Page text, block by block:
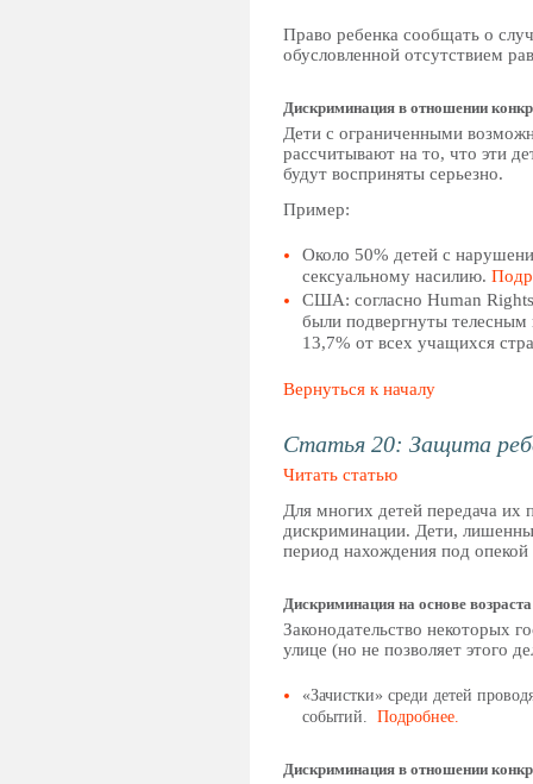
Право ребенка сообщать о
обусловленной отсутствием
Дискриминация в отношении
Дети с ограниченными
рассчитывают на то, что эти
будут восприняты серьезно.
Пример:
Около 50% детей с
сексуальному насилию.
США: согласно Human
были подвергнуты телесным
13,7% от всех учащихся
Вернуться к началу
Статья 20: Защита
Читать статью
Для многих детей передача их
дискриминации. Дети,
период нахождения под
Дискриминация на основе возраста
Законодательство некоторых
улице (но не позволяет этого
«Зачистки» среди детей
событий. Подробнее.
Дискриминация в отношении